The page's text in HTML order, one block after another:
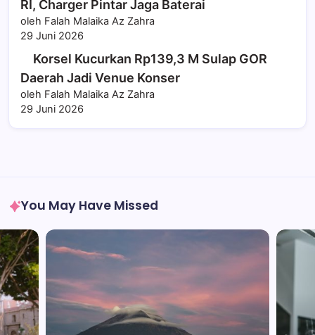
RI, Charger Pintar Jaga Baterai
oleh Falah Malaika Az Zahra
29 Juni 2026
Korsel Kucurkan Rp139,3 M Sulap GOR
Daerah Jadi Venue Konser
oleh Falah Malaika Az Zahra
29 Juni 2026
You May Have Missed